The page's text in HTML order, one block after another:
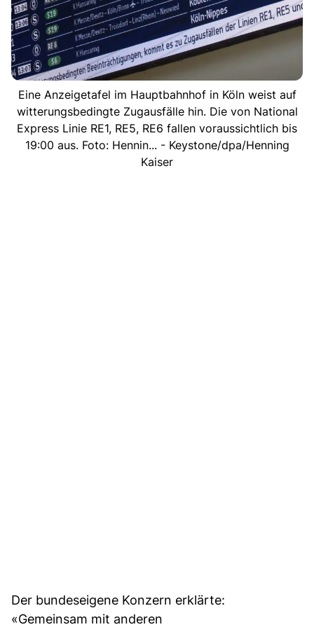
Eine Anzeigetafel im Hauptbahnhof in Köln weist auf
witterungsbedingte Zugausfälle hin. Die von National
Express Linie RE1, RE5, RE6 fallen voraussichtlich bis
19:00 aus. Foto: Hennin... - Keystone/dpa/Henning
Kaiser
Der bundeseigene Konzern erklärte:
«Gemeinsam mit anderen